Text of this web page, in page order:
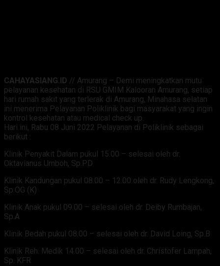
CAHAYASIANG.ID // Amurang – Demi meningkatkan mutu
pelayanan kesehatan di RSU GMIM Kalooran Amurang, setiap
hari rumah sakit yang terlerak di Amurang, Minahasa selatan
ini menerima Pelayanan Poliklinik bagi masyarakat yang ingin
kontrol kesehatan atau medical check up.
Hari ini, Rabu 08 Juni 2022 Pelayanan di Poliklinik sebagai
berikut :
Klinik Penyakit Dalam pukul 15.00 – selesai oleh dr.
Oktavianus Umboh, Sp.PD
Klinik Kandungan pukul 08.00 – 12.00 oleh dr. Rudy Lengkong,
Sp.OG (K)
Klinik Anak pukul 09.00 – selesai oleh dr. Deiby Rumbajan,
Sp.A
Klinik Bedah pukul 08.00 – selesai oleh dr. David Loing, Sp.B
Klinik Reh. Medik 14.00 – selesai oleh dr. Christofer Lampah,
Sp. KFR